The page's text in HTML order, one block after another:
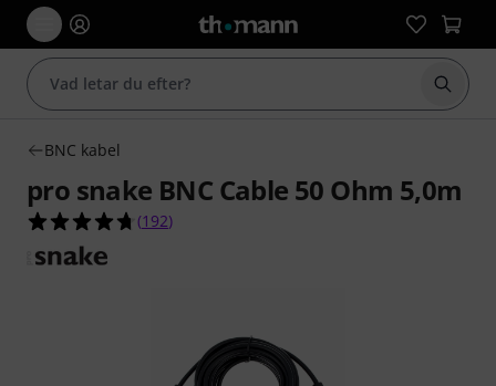
Börja
BNC kabel
pro snake BNC Cable 50 Ohm 5,0m
4.7 av 5 stjärnor från 192 kundbetyg
(192)